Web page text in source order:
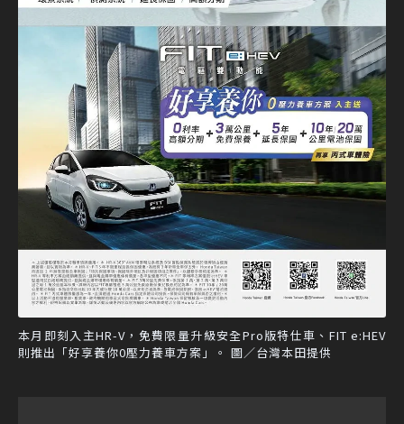
本月即刻入主HR-V，免費限量升級安全Pro版特仕車、FIT e:HEV
則推出「好享養你0壓力養車方案」。 圖／台灣本田提供